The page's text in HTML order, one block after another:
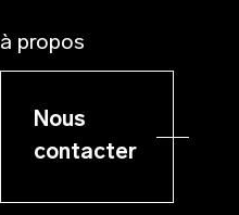
à propos
Nous
contacter